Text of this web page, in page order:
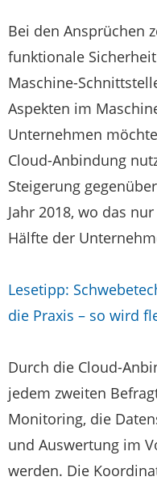
Bei den Ansprüchen
funktionale
Maschine-
Aspekten im
Unternehmen
Cloud-Anbindung
Steigerung
Jahr 2018, wo das
Hälfte der
Lesetipp:
die Praxis – so wird
Durch die Cloud-
jedem zweiten
Monitoring, die
und Auswertung im
werden. Die